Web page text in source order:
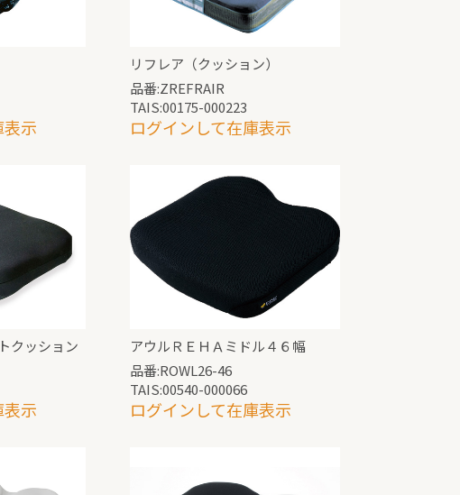
示
リフレア（クッション）
品番:ZREFRAIR
TAIS:00175-000223
ログインして在庫表示
クッション
示
アウルＲＥＨＡミドル４６幅
品番:ROWL26-46
TAIS:00540-000066
ログインして在庫表示